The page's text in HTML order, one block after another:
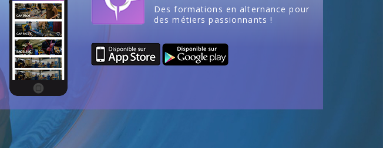
Des formations en alternance pour
des métiers passionnants !